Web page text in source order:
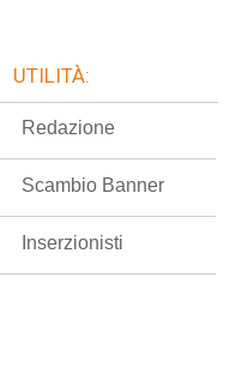
UTILITÀ:
Redazione
Scambio Banner
Inserzionisti